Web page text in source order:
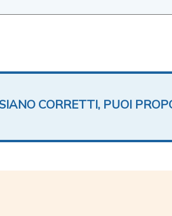
CORRETTI, PUOI